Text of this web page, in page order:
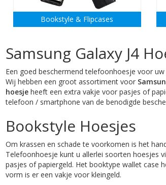
Bookstyle & Flipcases
Samsung Galaxy J4
Een goed beschermend telefoonhoesje voor uw
Wij hebben een groot assortiment voor
hoesjeheeft een extra vakje voor pasjes of
telefoon / smartphone van de benodigde
Bookstyle Hoesjes
Om krassen en schade te voorkomen is het
Telefoonhoesje kunt u allerlei soorten hoesjes
pasjes of papiergeld. Het booktype wallet case
vorm is er een vakje voor kleingeld.